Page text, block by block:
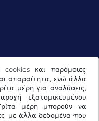
cookies και παρόμοιες
απαραίτητα, ενώ άλλα
μέρη για αναλύσεις,
εξατομικευμένου
μέρη μπορούν να
με άλλα δεδομένα που